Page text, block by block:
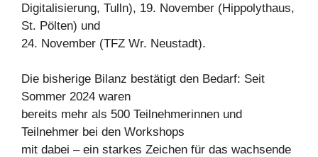
Digitalisierung, Tulln), 19. November (Hippolythaus,
St. Pölten) und
24. November (TFZ Wr. Neustadt).
Die bisherige Bilanz bestätigt den Bedarf: Seit
Sommer 2024 waren
bereits mehr als 500 Teilnehmerinnen und
Teilnehmer bei den Workshops
mit dabei – ein starkes Zeichen für das wachsende